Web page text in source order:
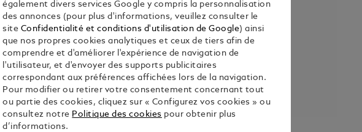
également divers services Google y compris la personnalisation
des annonces (pour plus d'informations, veuillez consulter le
site Confidentialité et conditions d'utilisation de Google) ainsi
que nos propres cookies analytiques et ceux de tiers afin de
comprendre et d'améliorer l'expérience de navigation de
l'utilisateur, et d'envoyer des supports publicitaires
correspondant aux préférences affichées lors de la navigation.
Pour modifier ou retirer votre consentement concernant tout
ou partie des cookies, cliquez sur « Configurez vos cookies » ou
consultez notre Politique des cookies pour obtenir plus
d’informations.